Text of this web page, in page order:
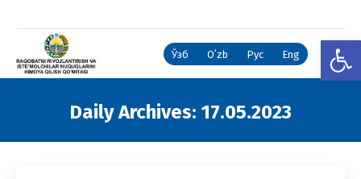
Ўзб Oʻzb Рус Eng
Daily Archives: 17.05.2023